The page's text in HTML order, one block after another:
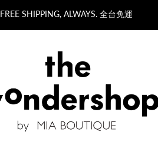
FREE SHIPPING, ALWAYS. 全台免運